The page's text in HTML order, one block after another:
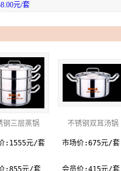
元/套
钢三层蒸锅
:1555元/套
:855元/套
不锈钢双耳汤锅
市场价:675元/套
会员价:415元/套